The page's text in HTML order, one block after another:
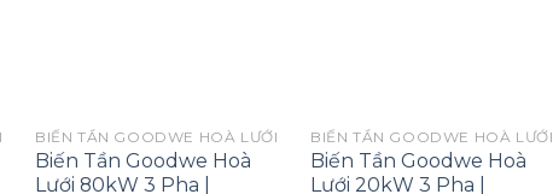
BIẾN TẦN GOODWE HOÀ LƯỚI
Biến Tần Goodwe Hoà
Lưới 80kW 3 Pha |
BIẾN TẦN GOODWE HOÀ LƯỚI
Biến Tần Goodwe Hoà
Lưới 20kW 3 Pha |